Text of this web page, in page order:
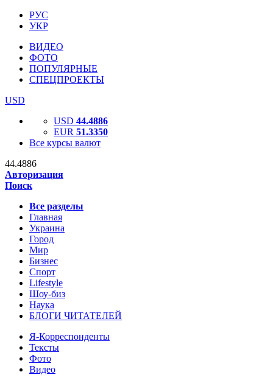
РУС
УКР
ВИДЕО
ФОТО
ПОПУЛЯРНЫЕ
СПЕЦПРОЕКТЫ
USD
USD 44.4886
EUR 51.3350
Все курсы валют
44.4886
Авторизация
Поиск
Все разделы
Главная
Украина
Город
Мир
Бизнес
Спорт
Lifestyle
Шоу-биз
Наука
БЛОГИ ЧИТАТЕЛЕЙ
Я-Корреспонденты
Тексты
Фото
Видео